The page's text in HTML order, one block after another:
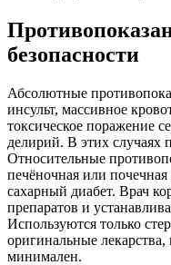
безопасности
Абсолютные
инсульт, массивное
токсическое поражение
делирий. В этих случаях
Относительные
печёночная или почечная
сахарный диабет. Врач
препаратов и
Используются только
оригинальные
минимален.